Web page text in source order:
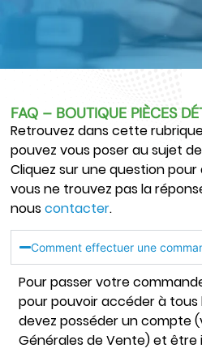
FAQ – BOUTIQUE PIÈCES
Retrouvez dans cette
pouvez vous poser au sujet
Cliquez sur une question
vous ne trouvez pas la
nouscontacter.
Comment effectuer une
Pour passer votre
pour pouvoir accéder à tous
devez posséder un compte
Générales de Vente) et être